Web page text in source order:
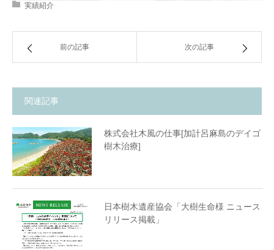
実績紹介
前の記事 次の記事
関連記事
株式会社木風の仕事[加計呂麻島のデイゴ
樹木治療]
日本樹木遺産協会「大樹生命様 ニュース
リリース掲載」